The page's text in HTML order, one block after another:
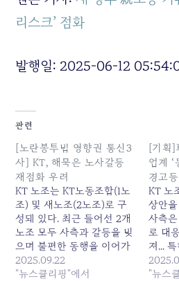
리스크’ 점화
발행일: 2025-06-12
관련
[노란봉투법 영향권 통신3
사] KT, 해묵은 노사갈등
재점화 우려
KT 노조는 KT노동조합(1노
조) 및 새노조(2노조)로 구
성돼 있다. 최근 들어선 2개
노조 모두 사측과 갈등을 빚
으며 불편한 동행을 이어가
고 있다. 앞서 1노조는 지난
달 올해 임금 인상률을 두고
2025.09.22
"뉴스클리핑"에서
[기획]
업계 ‘
경고등
KT 노
상안
사측
로 대
져...
정책이
화해
"뉴스